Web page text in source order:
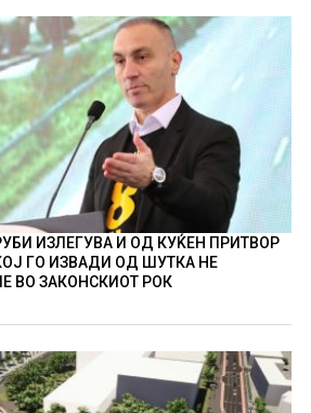
ИЗЛЕГУВА И ОД КУЌЕН ПРИТВОР
ГО ИЗВАДИ ОД ШУТКА НЕ
ВО ЗАКОНСКИОТ РОК